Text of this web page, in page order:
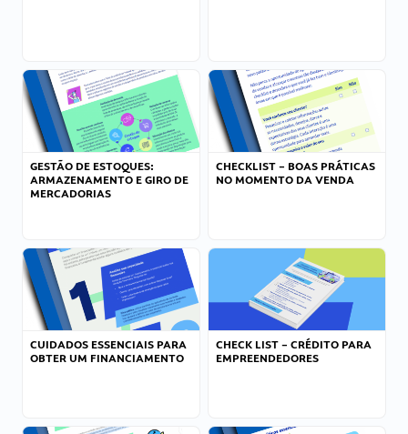
GESTÃO DE ESTOQUES:
ARMAZENAMENTO E GIRO DE
MERCADORIAS
CHECKLIST – BOAS PRÁTICAS
NO MOMENTO DA VENDA
CUIDADOS ESSENCIAIS PARA
OBTER UM FINANCIAMENTO
CHECK LIST – CRÉDITO PARA
EMPREENDEDORES